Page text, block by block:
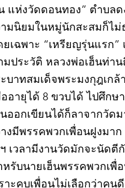
แห่งวัดดอนทอง” ตำบล
มนิยมในหมู่นักสะสมก็ไม่
ยเฉพาะ “เหรียญรุ่นแรก”
มประวัติ หลวงพ่อเฮ็นท่า
บาทสมเด็จพระมงกุฎเก
ออายุได้ 8 ขวบได้ ไปศึก
ออกเขียนได้ก็ลาจากวัด
งมีพรรคพวกเพื่อนฝูงมา
เวลามีงานวัดมักจะนัดตี
หรับนายเฮ็นพรรคพวกเพื่
าะคบเพื่อนไม่เลือกว่าค